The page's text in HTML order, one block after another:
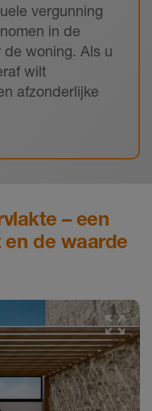
vergunning
in de
woning. Als u
wilt
afzonderlijke
– een
de waarde